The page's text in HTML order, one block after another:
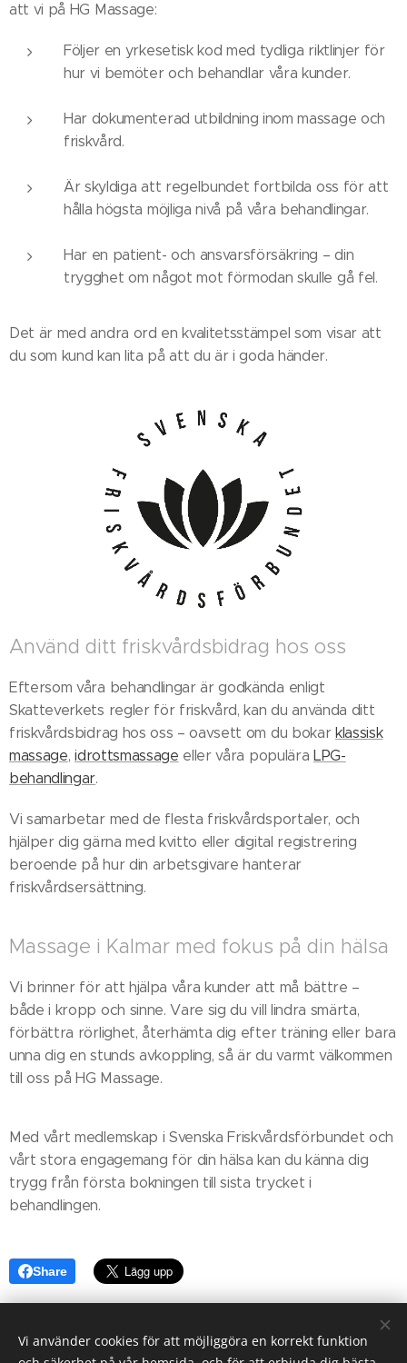
att vi på HG Massage:
Följer en yrkesetisk kod med tydliga riktlinjer för
hur vi bemöter och behandlar våra kunder.
Har dokumenterad utbildning inom massage och
friskvård.
Är skyldiga att regelbundet fortbilda oss för att
hålla högsta möjliga nivå på våra behandlingar.
Har en patient- och ansvarsförsäkring – din
trygghet om något mot förmodan skulle gå fel.
Det är med andra ord en kvalitetsstämpel som visar att
du som kund kan lita på att du är i goda händer.
Använd ditt friskvårdsbidrag hos oss
Eftersom våra behandlingar är godkända enligt
Skatteverkets regler för friskvård, kan du använda ditt
friskvårdsbidrag hos oss – oavsett om du bokar klassisk
massage,idrottsmassage eller våra populära LPG-
behandlingar.
Vi samarbetar med de flesta friskvårdsportaler, och
hjälper dig gärna med kvitto eller digital registrering
beroende på hur din arbetsgivare hanterar
friskvårdsersättning.
Massage i Kalmar med fokus på din hälsa
Vi brinner för att hjälpa våra kunder att må bättre –
både i kropp och sinne. Vare sig du vill lindra smärta,
förbättra rörlighet, återhämta dig efter träning eller bara
unna dig en stunds avkoppling, så är du varmt välkommen
till oss på HG Massage.
Med vårt medlemskap i Svenska Friskvårdsförbundet och
vårt stora engagemang för din hälsa kan du känna dig
trygg från första bokningen till sista trycket i
behandlingen.
Share
Vi använder cookies för att möjliggöra en korrekt funktion